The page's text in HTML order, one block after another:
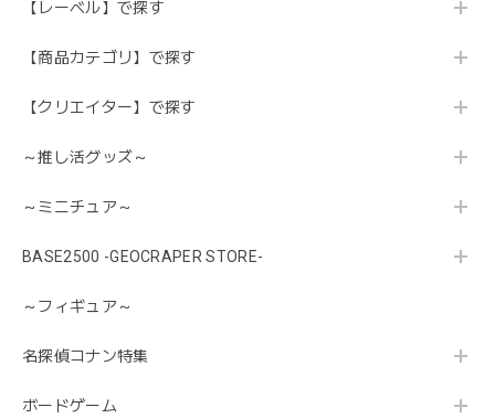
【レーベル】で探す
【商品カテゴリ】で探す
【クリエイター】で探す
～推し活グッズ～
～ミニチュア～
BASE2500 -GEOCRAPER STORE-
～フィギュア～
名探偵コナン特集
ボードゲーム